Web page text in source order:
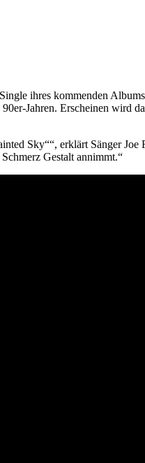
ihres kommenden
Jahren. Erscheinen wird
Sky““, erklärt Sänger
Gestalt annimmt.“